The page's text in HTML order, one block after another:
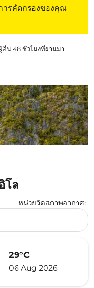
ารคัดกรองของคุณ
อื่น 48 ชั่วโมงที่ผ่านมา
โล
หน่วยวัดสภาพอากาศ:
29°C
06 Aug 2026